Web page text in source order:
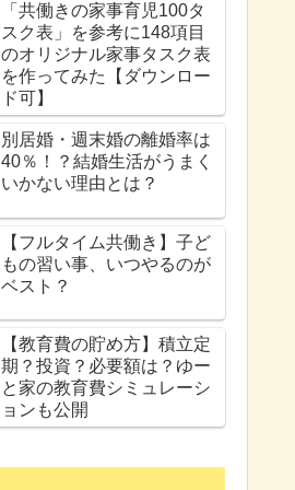
「共働きの家事育児100タ
スク表」を参考に148項目
のオリジナル家事タスク表
を作ってみた【ダウンロー
ド可】
別居婚・週末婚の離婚率は
40％！？結婚生活がうまく
いかない理由とは？
【フルタイム共働き】子ど
もの習い事、いつやるのが
ベスト？
【教育費の貯め方】積立定
期？投資？必要額は？ゆー
と家の教育費シミュレーシ
ョンも公開